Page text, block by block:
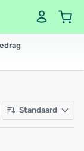
Standaard